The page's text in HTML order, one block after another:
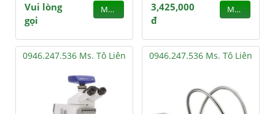
Vui lòng
gọi
MUA
3,425,000
đ
MUA
0946.247.536 Ms. Tô Liên 0946.247.536 Ms. Tô Liên